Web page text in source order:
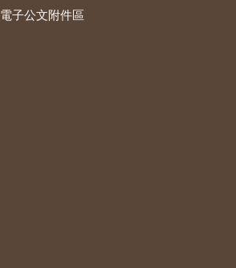
電子公文附件區